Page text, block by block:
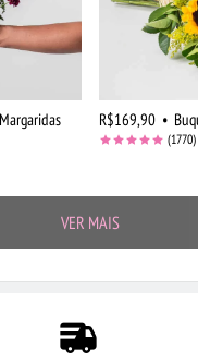
R$169,90 •
(1770)
VER MAIS